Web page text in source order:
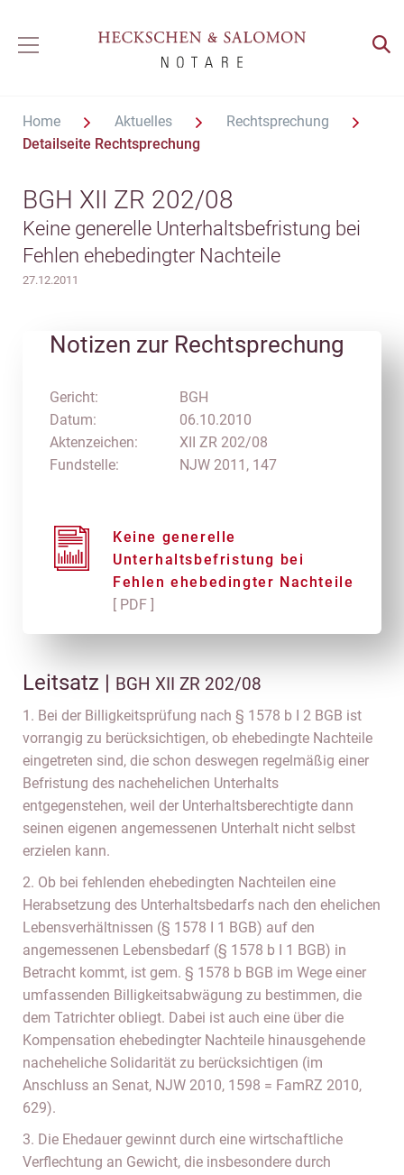
Home Aktuelles
Rechtsprechung
Detailseite Rechtsprechung
BGH XII ZR 202/08
Keine generelle Unterhaltsbefristung bei
Fehlen ehebedingter Nachteile
27.12.2011
Notizen zur Rechtsprechung
Gericht:
Datum:
Aktenzeichen:
Fundstelle:
BGH
06.10.2010
XII ZR 202/08
NJW 2011, 147
Keine generelle
Unterhaltsbefristung bei
Fehlen ehebedingter Nachteile
[ PDF ]
Leitsatz | BGH XII ZR 202/08
1. Bei der Billigkeitsprüfung nach § 1578 b I 2 BGB ist
vorrangig zu berücksichtigen, ob ehebedingte Nachteile
eingetreten sind, die schon deswegen regelmäßig einer
Befristung des nachehelichen Unterhalts
entgegenstehen, weil der Unterhaltsberechtigte dann
seinen eigenen angemessenen Unterhalt nicht selbst
erzielen kann.
2. Ob bei fehlenden ehebedingten Nachteilen eine
Herabsetzung des Unterhaltsbedarfs nach den ehelichen
Lebensverhältnissen (§ 1578 I 1 BGB) auf den
angemessenen Lebensbedarf (§ 1578 b I 1 BGB) in
Betracht kommt, ist gem. § 1578 b BGB im Wege einer
umfassenden Billigkeitsabwägung zu bestimmen, die
dem Tatrichter obliegt. Dabei ist auch eine über die
Kompensation ehebedingter Nachteile hinausgehende
nacheheliche Solidarität zu berücksichtigen (im
Anschluss an Senat, NJW 2010, 1598 = FamRZ 2010,
629).
3. Die Ehedauer gewinnt durch eine wirtschaftliche
Verflechtung an Gewicht, die insbesondere durch